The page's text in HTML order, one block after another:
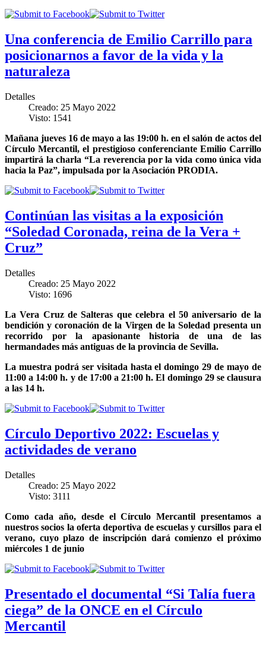
Una conferencia de Emilio Carrillo para
posicionarnos a favor de la vida y la
naturaleza
Detalles
Creado: 25 Mayo 2022
Visto: 1541
Mañana jueves 16 de mayo a las 19:00 h. en el salón de actos del
Círculo Mercantil, el prestigioso conferenciante Emilio Carrillo
impartirá la charla “La reverencia por la vida como única vida
hacia la Paz”, impulsada por la Asociación PRODIA.
Continúan las visitas a la exposición
“Soledad Coronada, reina de la Vera +
Cruz”
Detalles
Creado: 25 Mayo 2022
Visto: 1696
La Vera Cruz de Salteras que celebra el 50 aniversario de la
bendición y coronación de la Virgen de la Soledad presenta un
recorrido por la apasionante historia de una de las
hermandades más antiguas de la provincia de Sevilla.
La muestra podrá ser visitada hasta el domingo 29 de mayo de
11:00 a 14:00 h. y de 17:00 a 21:00 h. El domingo 29 se clausura
a las 14 h.
Círculo Deportivo 2022: Escuelas y
actividades de verano
Detalles
Creado: 25 Mayo 2022
Visto: 3111
Como cada año, desde el Círculo Mercantil presentamos a
nuestros socios la oferta deportiva de escuelas y cursillos para el
verano, cuyo plazo de inscripción dará comienzo el próximo
miércoles 1 de junio
Presentado el documental “Si Talía fuera
ciega” de la ONCE en el Círculo
Mercantil